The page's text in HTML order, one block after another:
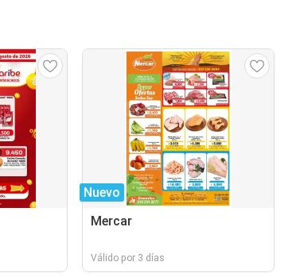
Nuevo
Mercar
Válido por 3 días